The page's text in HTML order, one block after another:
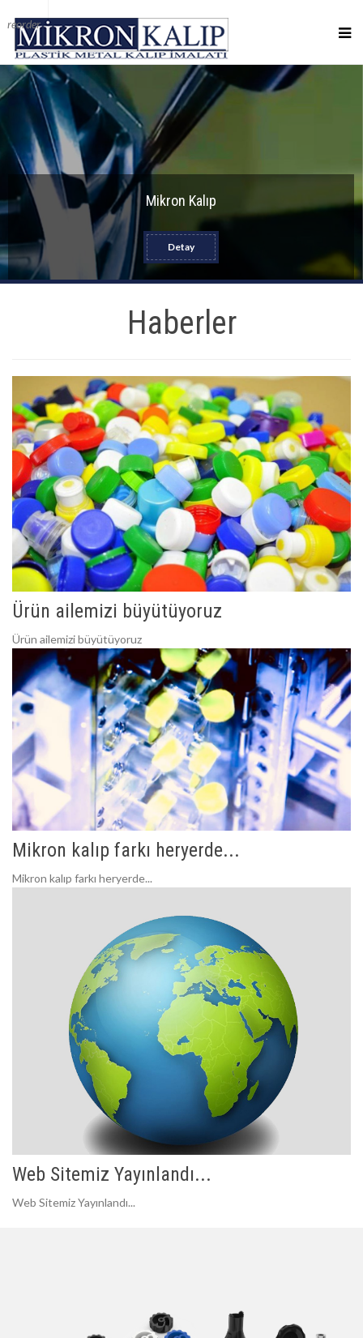
reorder
Mikron Kalıp
Detay
Haberler
Ürün ailemizi büyütüyoruz
Ürün ailemizi büyütüyoruz
Mikron kalıp farkı heryerde...
Mikron kalıp farkı heryerde...
Web Sitemiz Yayınlandı...
Web Sitemiz Yayınlandı...